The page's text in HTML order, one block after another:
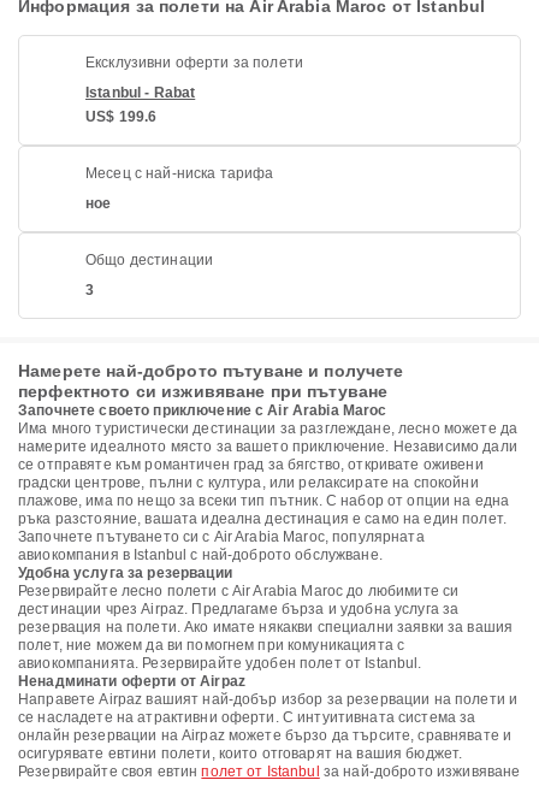
Информация за полети на Air Arabia Maroc от Istanbul
Ексклузивни оферти за полети
Istanbul - Rabat
US$ 199.6
Месец с най-ниска тарифа
ное
Общо дестинации
3
Намерете най-доброто пътуване и получете
перфектното си изживяване при пътуване
Започнете своето приключение с Air Arabia Maroc
Има много туристически дестинации за разглеждане, лесно можете да
намерите идеалното място за вашето приключение. Независимо дали
се отправяте към романтичен град за бягство, откривате оживени
градски центрове, пълни с култура, или релаксирате на спокойни
плажове, има по нещо за всеки тип пътник. С набор от опции на една
ръка разстояние, вашата идеална дестинация е само на един полет.
Започнете пътуването си с Air Arabia Maroc, популярната
авиокомпания в Istanbul с най-доброто обслужване.
Удобна услуга за резервации
Резервирайте лесно полети с Air Arabia Maroc до любимите си
дестинации чрез Airpaz. Предлагаме бърза и удобна услуга за
резервация на полети. Ако имате някакви специални заявки за вашия
полет, ние можем да ви помогнем при комуникацията с
авиокомпанията. Резервирайте удобен полет от Istanbul.
Ненадминати оферти от Airpaz
Направете Airpaz вашият най-добър избор за резервации на полети и
се насладете на атрактивни оферти. С интуитивната система за
онлайн резервации на Airpaz можете бързо да търсите, сравнявате и
осигурявате евтини полети, които отговарят на вашия бюджет.
Резервирайте своя евтинполет от Istanbul за най-доброто изживяване